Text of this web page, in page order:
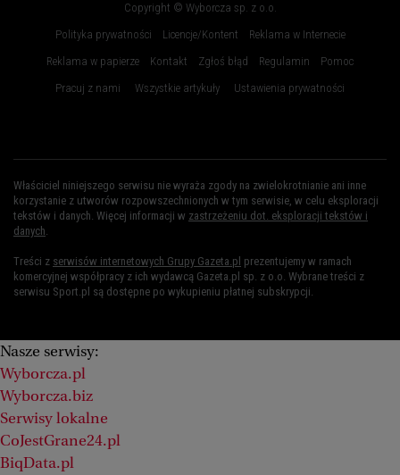
Zielona Góra
Copyright © Wyborcza sp. z o.o.
Polityka prywatności
Licencje/Kontent
Reklama w Internecie
Reklama w papierze
Kontakt Zgłoś błąd Regulamin
Pomoc
Pracuj z nami
Wszystkie artykuły Ustawienia prywatności
Właściciel niniejszego serwisu nie wyraża zgody na zwielokrotnianie ani inne
korzystanie z utworów rozpowszechnionych w tym serwisie, w celu eksploracji
tekstów i danych. Więcej informacji w zastrzeżeniu dot. eksploracji tekstów i
danych.
Treści z serwisów internetowych Grupy Gazeta.pl prezentujemy w ramach
komercyjnej współpracy z ich wydawcą Gazeta.pl sp. z o.o. Wybrane treści z
serwisu Sport.pl są dostępne po wykupieniu płatnej subskrypcji.
Nasze serwisy:
Wyborcza.pl
Wyborcza.biz
Serwisy lokalne
CoJestGrane24.pl
BiqData.pl